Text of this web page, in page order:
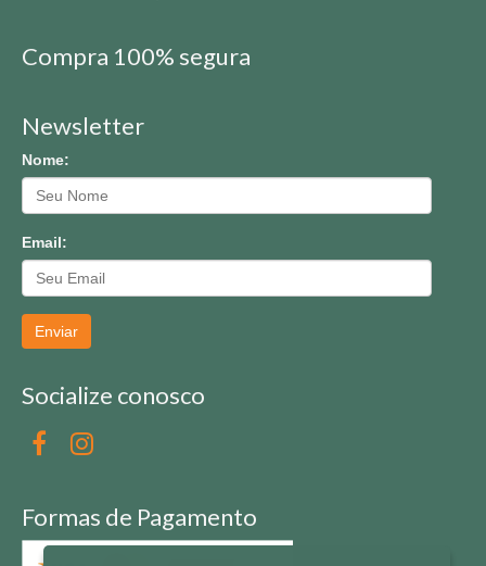
Compra 100% segura
Newsletter
Nome:
Email:
Enviar
Socialize conosco
Formas de Pagamento